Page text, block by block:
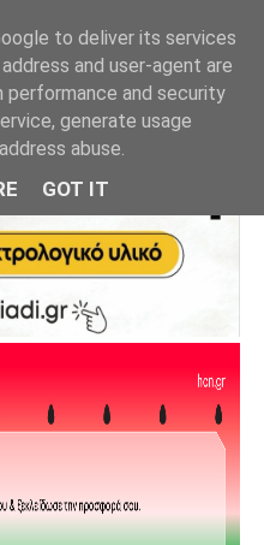
to deliver its services
and user-agent are
performance and security
generate usage
abuse.
GOT IT